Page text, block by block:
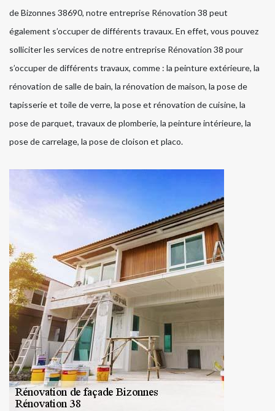
de Bizonnes 38690, notre entreprise Rénovation 38 peut
également s’occuper de différents travaux. En effet, vous pouvez
solliciter les services de notre entreprise Rénovation 38 pour
s’occuper de différents travaux, comme : la peinture extérieure, la
rénovation de salle de bain, la rénovation de maison, la pose de
tapisserie et toile de verre, la pose et rénovation de cuisine, la
pose de parquet, travaux de plomberie, la peinture intérieure, la
pose de carrelage, la pose de cloison et placo.